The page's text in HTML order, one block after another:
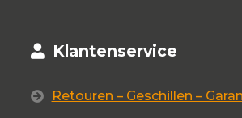
Klantenservice
Retouren – Geschillen –